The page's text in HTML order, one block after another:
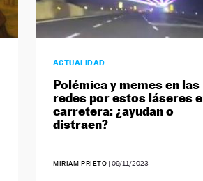
ACTUALIDAD
Polémica y memes en las
redes por estos láseres
carretera: ¿ayudan o
distraen?
MIRIAM PRIETO |09/11/2023